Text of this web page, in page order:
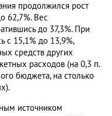
продолжился рост
62,7%. Вес
до 37,3%. При
с 15,1% до 13,9%,
средств других
расходов (на 0,3 п.
бюджета, на столько
источником